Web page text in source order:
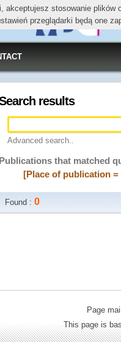
results
Advanced search..
Publications that matched
[Place of publication
Found :0
Page
This page is
akceptujesz stosowanie
przeglądarki będą one